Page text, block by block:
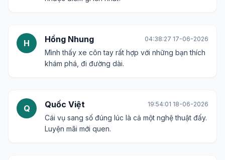
H Hồng Nhung 04:38:27 17-06-2026
Mình thấy xe côn tay rất hợp với những bạn thích
khám phá, đi đường dài.
Q Quốc Việt 19:54:01 18-06-2026
Cái vụ sang số đúng lúc là cả một nghệ thuật đấy.
Luyện mãi mới quen.